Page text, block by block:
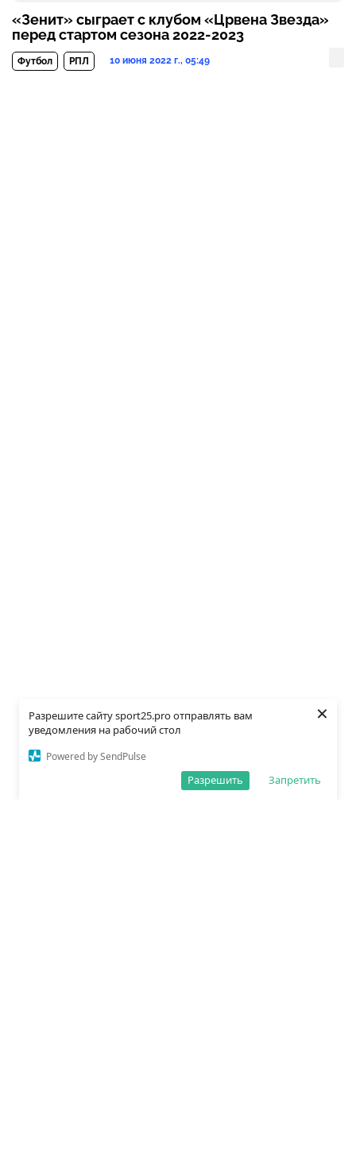
Разрешите сайту sport25.pro отправлять вам
уведомления на рабочий стол
Powered by SendPulse
Запретить
Разрешить
×
«Зенит» сыграет с клубом «Црвена Звезда»
перед стартом сезона 2022-2023
Футбол РПЛ 10 июня 2022 г., 05:49